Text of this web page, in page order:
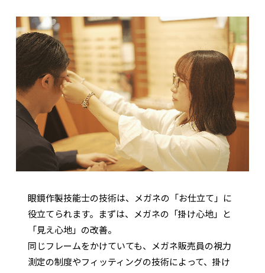
眼鏡作製技能士の技術は、メガネの「お仕立て」に
役立てられます。まずは、メガネの「掛け心地」と
「見え心地」の改善。
同じフレームをかけていても、メガネ販売員の視力
測定の制度やフィッティングの技術によって、掛け